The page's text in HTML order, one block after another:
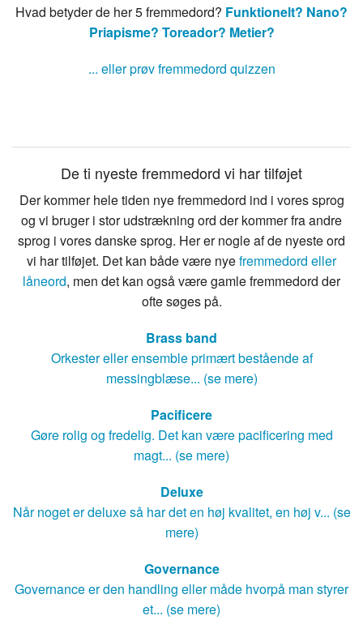
Hvad betyder de her 5 fremmedord? Funktionelt? Nano?
Priapisme? Toreador? Metier?
... eller prøv fremmedord quizzen
De ti nyeste fremmedord vi har tilføjet
Der kommer hele tiden nye fremmedord ind i vores sprog
og vi bruger i stor udstrækning ord der kommer fra andre
sprog i vores danske sprog. Her er nogle af de nyeste ord
vi har tilføjet. Det kan både være nyefremmedord eller
låneord, men det kan også være gamle fremmedord der
ofte søges på.
Brass band
Orkester eller ensemble primært bestående af
messingblæse... (se mere)
Pacificere
Gøre rolig og fredelig. Det kan være pacificering med
magt... (se mere)
Deluxe
Når noget er deluxe så har det en høj kvalitet, en høj v... (se
mere)
Governance
Governance er den handling eller måde hvorpå man styrer
et... (se mere)